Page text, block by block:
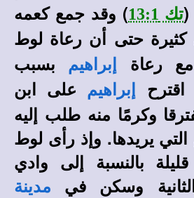
(تك 13:1 ) وقد جمع كعمه
حتى أن رعاة لوط
مع رعاة
إبراهيم
بسبب
إبراهيم
على ابن
وكرمًا منه طلب إليه
يريدها. وإذ رأى لوط
قليلة بالنسبة إلى وادي
وسكن في
مدينة